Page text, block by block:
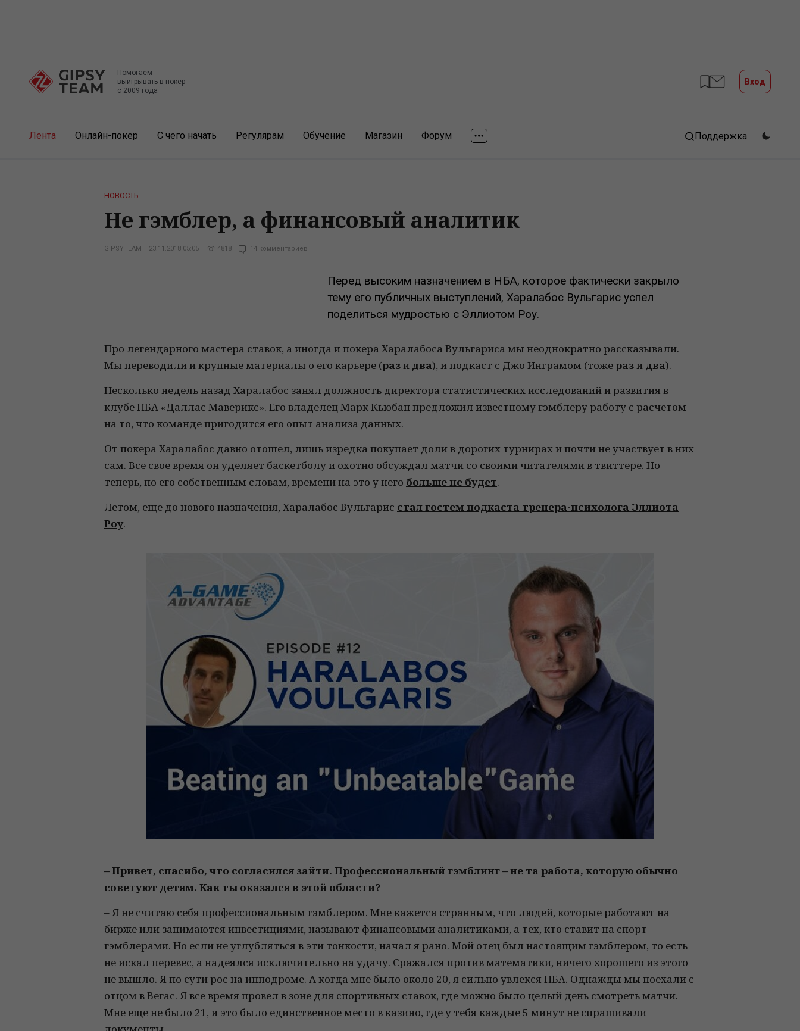
Помогаем
выигрывать в покер
с 2009 года
Вход
Лента Онлайн-покер С чего начать Регулярам Обучение Магазин Форум Поддержка
НОВОСТЬ
Не гэмблер, а финансовый аналитик
GIPSYTEAM 23.11.2018 05:05 4818 14 комментариев
Перед высоким назначением в НБА, которое фактически закрыло
тему его публичных выступлений, Харалабос Вульгарис успел
поделиться мудростью с Эллиотом Роу.
Про легендарного мастера ставок, а иногда и покера Харалабоса Вульгариса мы неоднократно рассказывали.
Мы переводили и крупные материалы о его карьере (рази два), и подкаст с Джо Инграмом (тожерази два).
Несколько недель назад Харалабос занял должность директора статистических исследований и развития в
клубе НБА «Даллас Маверикс». Его владелец Марк Кьюбан предложил известному гэмблеру работу с расчетом
на то, что команде пригодится его опыт анализа данных.
От покера Харалабос давно отошел, лишь изредка покупает доли в дорогих турнирах и почти не участвует в них
сам. Все свое время он уделяет баскетболу и охотно обсуждал матчи со своими читателями в твиттере. Но
теперь, по его собственным словам, времени на это у него больше не будет.
Летом, еще до нового назначения, Харалабос Вульгарис стал гостем подкаста тренера-психолога Эллиота
Роу.
– Привет, спасибо, что согласился зайти. Профессиональный гэмблинг – не та работа, которую обычно
советуют детям. Как ты оказался в этой области?
– Я не считаю себя профессиональным гэмблером. Мне кажется странным, что людей, которые работают на
бирже или занимаются инвестициями, называют финансовыми аналитиками, а тех, кто ставит на спорт –
гэмблерами. Но если не углубляться в эти тонкости, начал я рано. Мой отец был настоящим гэмблером, то есть
не искал перевес, а надеялся исключительно на удачу. Сражался против математики, ничего хорошего из этого
не вышло. Я по сути рос на ипподроме. А когда мне было около 20, я сильно увлекся НБА. Однажды мы поехали с
отцом в Вегас. Я все время провел в зоне для спортивных ставок, где можно было целый день смотреть матчи.
Мне еще не было 21, и это было единственное место в казино, где у тебя каждые 5 минут не спрашивали